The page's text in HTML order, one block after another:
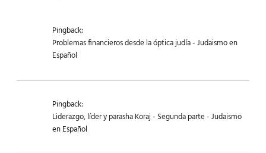
Pingback:
Problemas financieros desde la óptica judía - Judaismo en
Español
Pingback:
Liderazgo, líder y parasha Koraj - Segunda parte - Judaismo
en Español